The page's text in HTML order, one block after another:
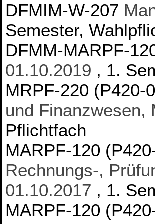
DFMIM-W-207
Semester,
DFMM-MARPF-
01.10.2019 , 1.
MRPF-220
und Finanzwesen,
Pflichtfach
MARPF-120
Rechnungs-,
01.10.2017 , 1.
MARPF-120